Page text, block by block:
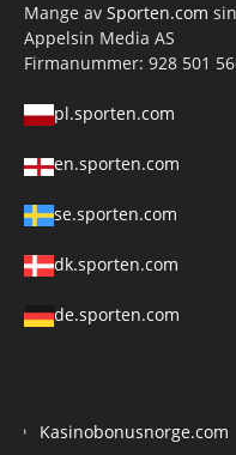
Mange av Sporten.com
Appelsin Media AS
Firmanummer: 928 501
pl.sporten.com
en.sporten.com
se.sporten.com
dk.sporten.com
de.sporten.com
Kasinobonusnorge.com